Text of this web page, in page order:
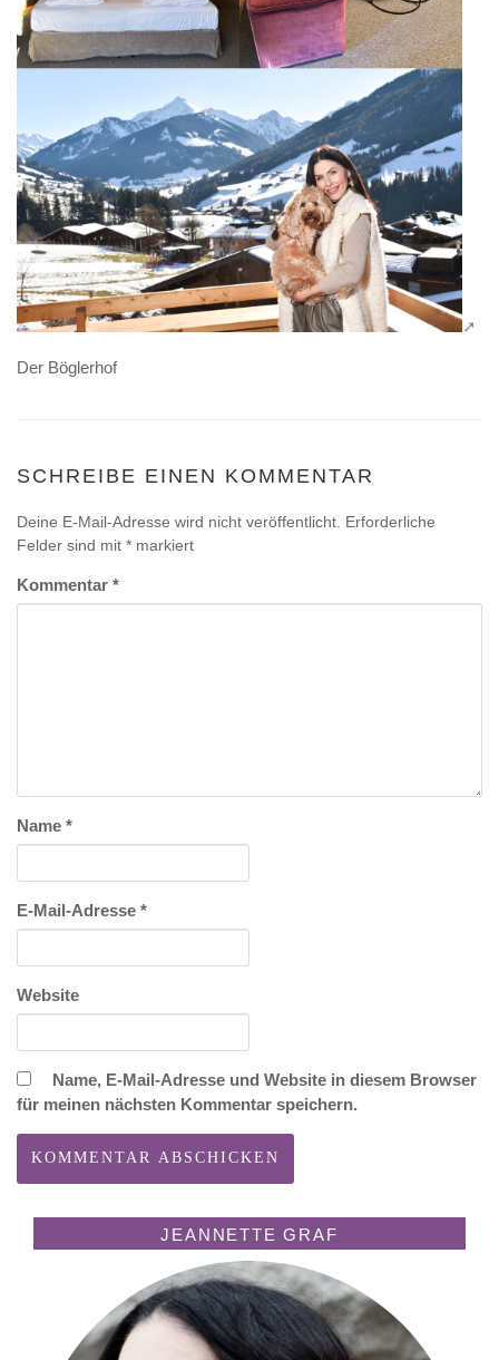
Der Böglerhof
SCHREIBE EINEN KOMMENTAR
Deine E-Mail-Adresse wird nicht veröffentlicht. Erforderliche
Felder sind mit * markiert
Kommentar *
Name *
E-Mail-Adresse *
Website
Name, E-Mail-Adresse und Website in diesem Browser
für meinen nächsten Kommentar speichern.
JEANNETTE GRAF